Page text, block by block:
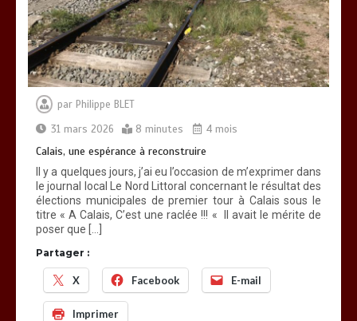
par Philippe BLET
31 mars 2026
8 minutes 4 mois
Calais, une espérance à reconstruire
Il y a quelques jours, j’ai eu l’occasion de m’exprimer dans
le journal local Le Nord Littoral concernant le résultat des
élections municipales de premier tour à Calais sous le
titre « A Calais, C’est une raclée !!! « Il avait le mérite de
poser que […]
Partager :
X Facebook E-mail
Imprimer